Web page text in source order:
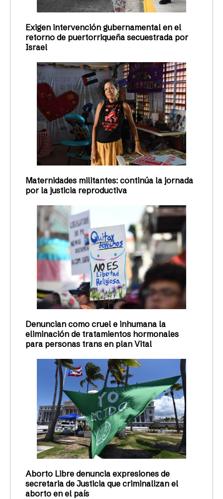
Exigen intervención gubernamental en el
retorno de puertorriqueña secuestrada por
Israel
Maternidades militantes: continúa la jornada
por la justicia reproductiva
Denuncian como cruel e inhumana la
eliminación de tratamientos hormonales
para personas trans en plan Vital
Aborto Libre denuncia expresiones de
secretaria de Justicia que criminalizan el
aborto en el país